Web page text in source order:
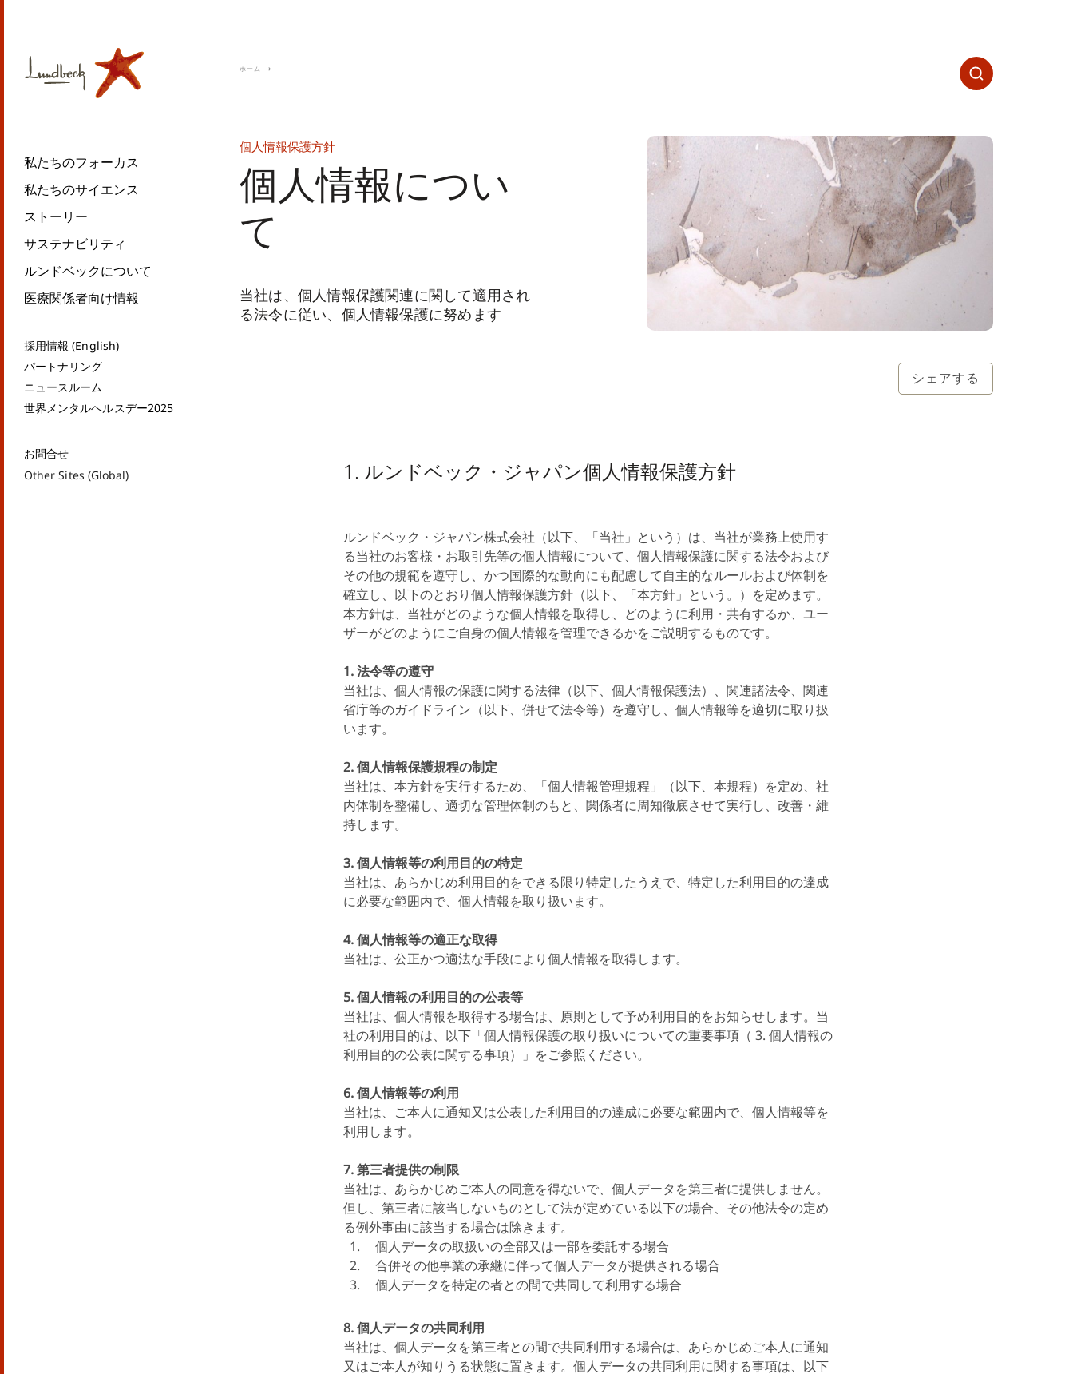
私たちのフォーカス
私たちのサイエンス
ストーリー
サステナビリティ
ルンドベックについて
医療関係者向け情報
採用情報 (English)
パートナリング
ニュースルーム
世界メンタルヘルスデー2025
お問合せ
Other Sites (Global)
ホーム
シェアする
個人情報保護方針
個人情報につい
て
当社は、個人情報保護関連に関して適用され
る法令に従い、個人情報保護に努めます
1. ルンドベック・ジャパン個人情報保護方針
ルンドベック・ジャパン株式会社（以下、「当社」という）は、当社が業務上使用す
る当社のお客様・お取引先等の個人情報について、個人情報保護に関する法令および
その他の規範を遵守し、かつ国際的な動向にも配慮して自主的なルールおよび体制を
確立し、以下のとおり個人情報保護方針（以下、「本方針」という。）を定めます。
本方針は、当社がどのような個人情報を取得し、どのように利用・共有するか、ユー
ザーがどのようにご自身の個人情報を管理できるかをご説明するものです。
1. 法令等の遵守
当社は、個人情報の保護に関する法律（以下、個人情報保護法）、関連諸法令、関連
省庁等のガイドライン（以下、併せて法令等）を遵守し、個人情報等を適切に取り扱
います。
2. 個人情報保護規程の制定
当社は、本方針を実行するため、「個人情報管理規程」（以下、本規程）を定め、社
内体制を整備し、適切な管理体制のもと、関係者に周知徹底させて実行し、改善・維
持します。
3. 個人情報等の利用目的の特定
当社は、あらかじめ利用目的をできる限り特定したうえで、特定した利用目的の達成
に必要な範囲内で、個人情報を取り扱います。
4. 個人情報等の適正な取得
当社は、公正かつ適法な手段により個人情報を取得します。
5. 個人情報の利用目的の公表等
当社は、個人情報を取得する場合は、原則として予め利用目的をお知らせします。当
社の利用目的は、以下「個人情報保護の取り扱いについての重要事項（ 3. 個人情報の
利用目的の公表に関する事項）」をご参照ください。
6. 個人情報等の利用
当社は、ご本人に通知又は公表した利用目的の達成に必要な範囲内で、個人情報等を
利用します。
7. 第三者提供の制限
当社は、あらかじめご本人の同意を得ないで、個人データを第三者に提供しません。
但し、第三者に該当しないものとして法が定めている以下の場合、その他法令の定め
る例外事由に該当する場合は除きます。
個人データの取扱いの全部又は一部を委託する場合
合併その他事業の承継に伴って個人データが提供される場合
個人データを特定の者との間で共同して利用する場合
8. 個人データの共同利用
当社は、個人データを第三者との間で共同利用する場合は、あらかじめご本人に通知
又はご本人が知りうる状態に置きます。個人データの共同利用に関する事項は、以下